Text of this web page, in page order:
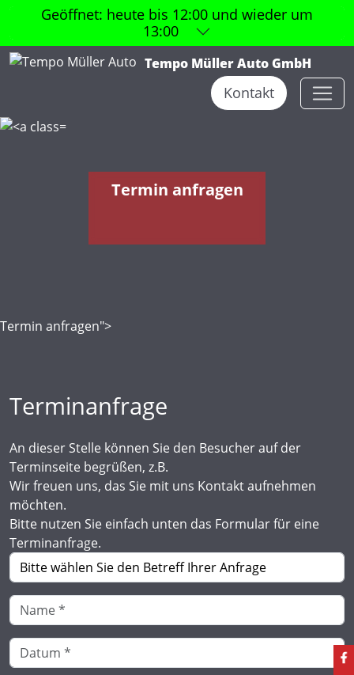
Geöffnet: heute bis 12:00 und wieder um
13:00
Tempo Müller Auto GmbH
Kontakt
Termin anfragen">
Termin anfragen
Terminanfrage
An dieser Stelle können Sie den Besucher auf der
Terminseite begrüßen, z.B.
Wir freuen uns, das Sie mit uns Kontakt aufnehmen
möchten.
Bitte nutzen Sie einfach unten das Formular für eine
Terminanfrage.